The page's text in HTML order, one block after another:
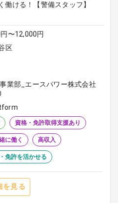
ける！【警備スタッフ】
〜12,000円
区
業部_エースパワー株式会社
資格・免許取得支援あり
に働く 高収入
免許を活かせる
を見る